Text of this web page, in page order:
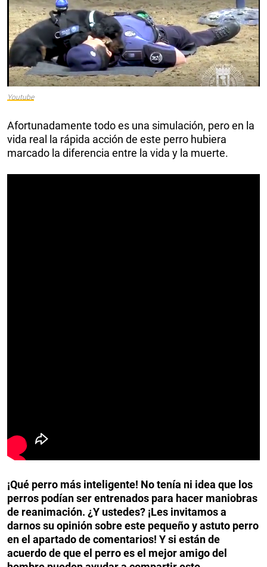
Youtube
Afortunadamente todo es una simulación, pero en la
vida real la rápida acción de este perro hubiera
marcado la diferencia entre la vida y la muerte.
¡Qué perro más inteligente! No tenía ni idea que los
perros podían ser entrenados para hacer maniobras
de reanimación. ¿Y ustedes? ¡Les invitamos a
darnos su opinión sobre este pequeño y astuto perro
en el apartado de comentarios! Y si están de
acuerdo de que el perro es el mejor amigo del